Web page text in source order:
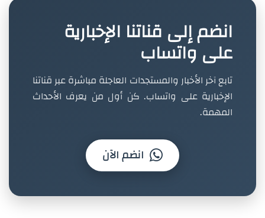
انضم إلى قناتنا الإخبارية
على واتساب
تابع آخر الأخبار والمستجدات العاجلة مباشرة عبر قناتنا
الإخبارية على واتساب. كن أول من يعرف الأحداث
المهمة.
انضم الآن